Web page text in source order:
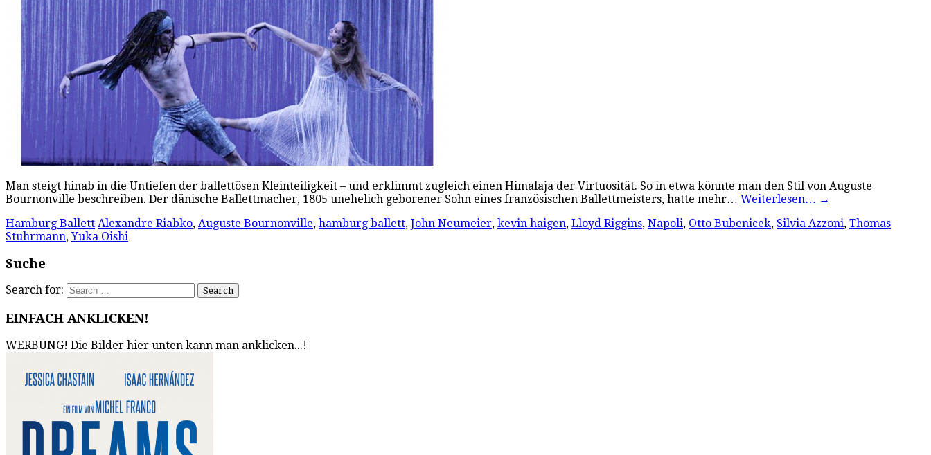
Man steigt hinab in die Untiefen der ballettösen Kleinteiligkeit – und erklimmt zugleich einen Himalaja der Virtuosität. So in etwa könnte man den Stil von Auguste
Bournonville beschreiben. Der dänische Ballettmacher, 1805 unehelich geborener Sohn eines französischen Ballettmeisters, hatte mehr… Weiterlesen… →
Hamburg Ballett Alexandre Riabko, Auguste Bournonville, hamburg ballett, John Neumeier, kevin haigen, Lloyd Riggins, Napoli, Otto Bubenicek, Silvia Azzoni, Thomas
Stuhrmann,Yuka Oishi
Suche
Search for:
EINFACH ANKLICKEN!
WERBUNG! Die Bilder hier unten kann man anklicken...!